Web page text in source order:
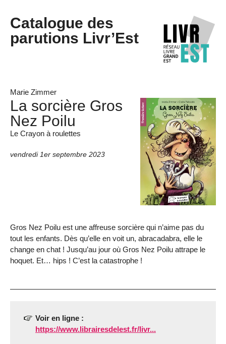
Catalogue des
parutions Livr’Est
Marie Zimmer
La sorcière Gros
Nez Poilu
Le Crayon à roulettes
vendredi 1er septembre 2023
Gros Nez Poilu est une affreuse sorcière qui n’aime pas du
tout les enfants. Dès qu’elle en voit un, abracadabra, elle le
change en chat ! Jusqu’au jour où Gros Nez Poilu attrape le
hoquet. Et… hips ! C’est la catastrophe !
Voir en ligne :
https://www.librairesdelest.fr/livr...